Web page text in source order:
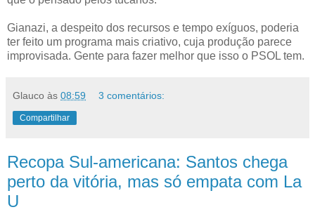
Gianazi, a despeito dos recursos e tempo exíguos, poderia
ter feito um programa mais criativo, cuja produção parece
improvisada. Gente para fazer melhor que isso o PSOL tem.
Glauco às 08:59 3 comentários:
Compartilhar
Recopa Sul-americana: Santos chega
perto da vitória, mas só empata com La
U